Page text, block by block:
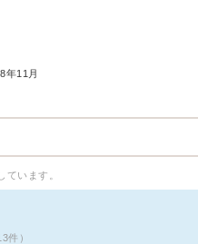
年11月
ています。
件）